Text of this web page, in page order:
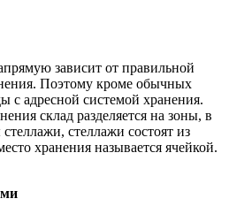
зависит от правильной
Поэтому кроме обычных
с адресной системой хранения.
склад разделяется на зоны, в
стеллажи состоят из
хранения называется ячейкой.